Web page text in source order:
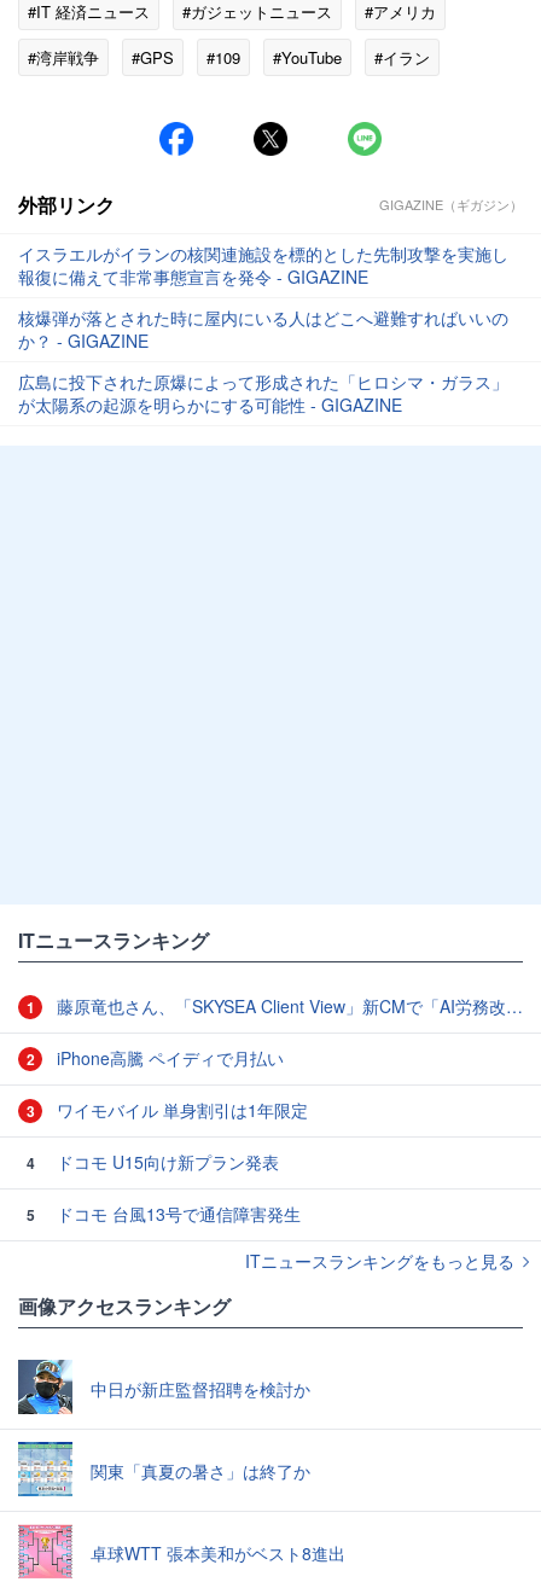
#IT 経済ニュース #ガジェットニュース
#アメリカ
#湾岸戦争
#GPS #109 #YouTube
#イラン
外部リンク GIGAZINE（ギガジン）
イスラエルがイランの核関連施設を標的とした先制攻撃を実施し
報復に備えて非常事態宣言を発令 - GIGAZINE
核爆弾が落とされた時に屋内にいる人はどこへ避難すればいいの
か？ - GIGAZINE
広島に投下された原爆によって形成された「ヒロシマ・ガラス」
が太陽系の起源を明らかにする可能性 - GIGAZINE
ITニュースランキング
1 藤原竜也さん、「SKYSEA Client View」新CMで「AI労務改善」をアピール 働き方をAIが分析したら「すぐに休んで」と言われる？
2 iPhone高騰 ペイディで月払い
3 ワイモバイル 単身割引は1年限定
4 ドコモ U15向け新プラン発表
5
ドコモ 台風13号で通信障害発生
ITニュースランキングをもっと見る
画像アクセスランキング
中日が新庄監督招聘を検討か
関東「真夏の暑さ」は終了か
卓球WTT 張本美和がベスト8進出